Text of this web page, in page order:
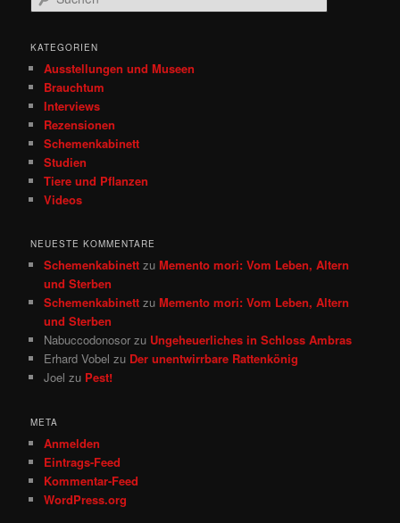
u
h
KATEGORIEN
Ausstellungen und Museen
Brauchtum
Interviews
Rezensionen
Schemenkabinett
Studien
Tiere und Pflanzen
Videos
NEUESTE KOMMENTARE
Schemenkabinett zuMemento mori: Vom Leben, Altern
und Sterben
Schemenkabinett zuMemento mori: Vom Leben, Altern
und Sterben
Nabuccodonosor zu Ungeheuerliches in Schloss Ambras
Erhard Vobel zu Der unentwirrbare Rattenkönig
Joel zu Pest!
META
Anmelden
Eintrags-Feed
Kommentar-Feed
WordPress.org